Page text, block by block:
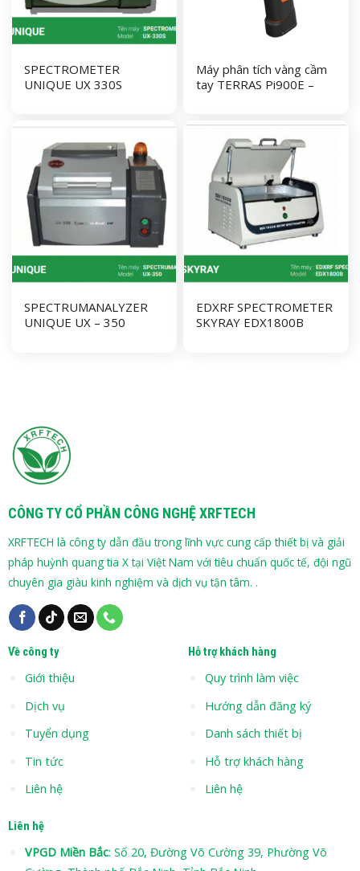
SPECTROMETER
UNIQUE UX 330S
Máy phân tích vàng cầm
tay TERRAS Pi900E –
SPECTRUMANALYZER
UNIQUE UX – 350
EDXRF SPECTROMETER
SKYRAY EDX1800B
CÔNG TY CỔ PHẦN CÔNG NGHỆ XRFTECH
XRFTECH là công ty dẫn đầu trong lĩnh vực cung cấp thiết bị và giải
pháp huỳnh quang tia X tại Việt Nam với tiêu chuẩn quốc tế, đội ngũ
chuyên gia giàu kinh nghiệm và dịch vụ tận tâm. .
Về công ty
Giới thiệu
Dịch vụ
Tuyển dụng
Tin tức
Liên hệ
Hỗ trợ khách hàng
Quy trình làm việc
Hướng dẫn đăng ký
Danh sách thiết bị
Hỗ trợ khách hàng
Liên hệ
Liên hệ
VPGD Miền Bắc: Số 20, Đường Võ Cường 39, Phường Võ